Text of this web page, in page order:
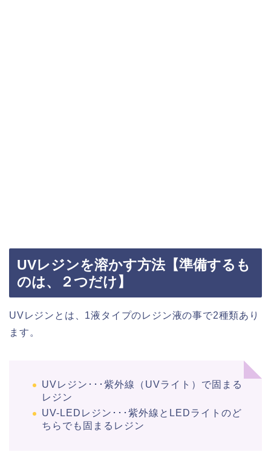
UVレジンを溶かす方法【準備するも
のは、２つだけ】
UVレジンとは、1液タイプのレジン液の事で2種類あり
ます。
UVレジン･･･紫外線（UVライト）で固まる
レジン
UV-LEDレジン･･･紫外線とLEDライトのど
ちらでも固まるレジン